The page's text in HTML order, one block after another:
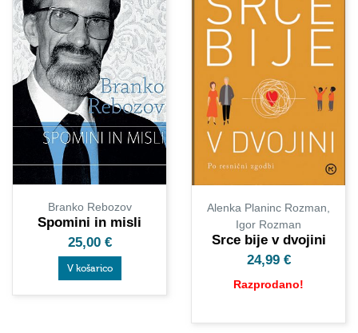
Branko Rebozov
Spomini in misli
25,00 €
V košarico
Alenka Planinc Rozman,
Igor Rozman
Srce bije v dvojini
24,99 €
Razprodano!